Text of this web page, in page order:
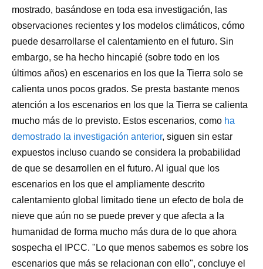
mostrado, basándose en toda esa investigación, las
observaciones recientes y los modelos climáticos, cómo
puede desarrollarse el calentamiento en el futuro. Sin
embargo, se ha hecho hincapié (sobre todo en los
últimos años) en escenarios en los que la Tierra solo se
calienta unos pocos grados. Se presta bastante menos
atención a los escenarios en los que la Tierra se calienta
mucho más de lo previsto. Estos escenarios, como ha
demostrado la investigación anterior, siguen sin estar
expuestos incluso cuando se considera la probabilidad
de que se desarrollen en el futuro. Al igual que los
escenarios en los que el ampliamente descrito
calentamiento global limitado tiene un efecto de bola de
nieve que aún no se puede prever y que afecta a la
humanidad de forma mucho más dura de lo que ahora
sospecha el IPCC. "Lo que menos sabemos es sobre los
escenarios que más se relacionan con ello", concluye el